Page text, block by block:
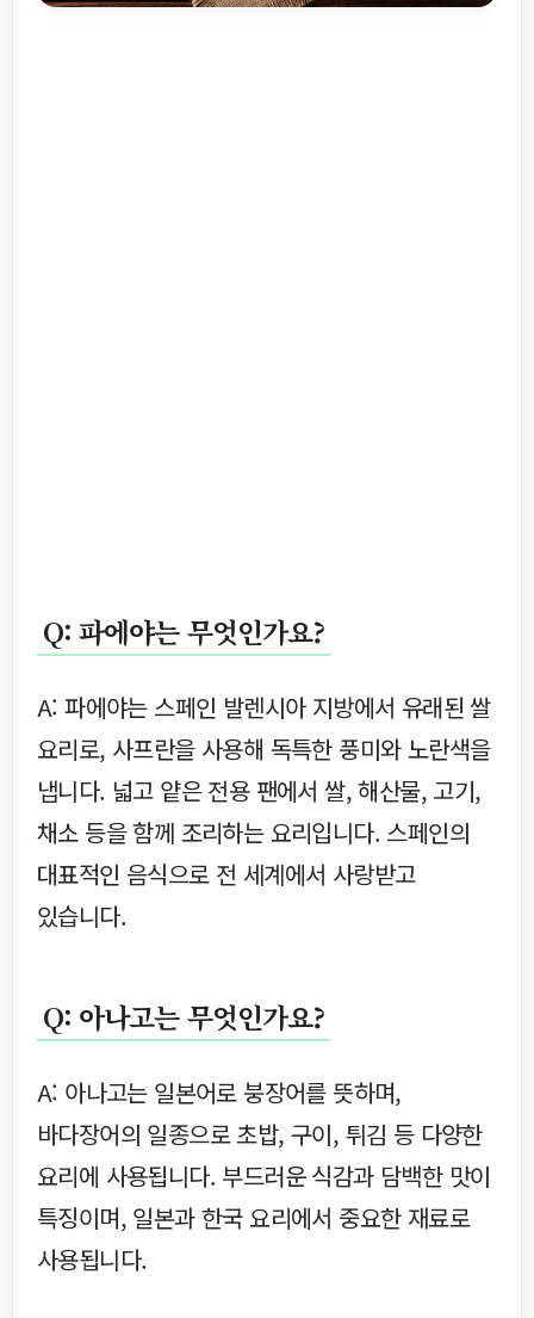
Q: 파에야는 무엇인가요?
A: 파에야는 스페인 발렌시아 지방에서 유래된 쌀
요리로, 사프란을 사용해 독특한 풍미와 노란색을
냅니다. 넓고 얕은 전용 팬에서 쌀, 해산물, 고기,
채소 등을 함께 조리하는 요리입니다. 스페인의
대표적인 음식으로 전 세계에서 사랑받고
있습니다.
Q: 아나고는 무엇인가요?
A: 아나고는 일본어로 붕장어를 뜻하며,
바다장어의 일종으로 초밥, 구이, 튀김 등 다양한
요리에 사용됩니다. 부드러운 식감과 담백한 맛이
특징이며, 일본과 한국 요리에서 중요한 재료로
사용됩니다.